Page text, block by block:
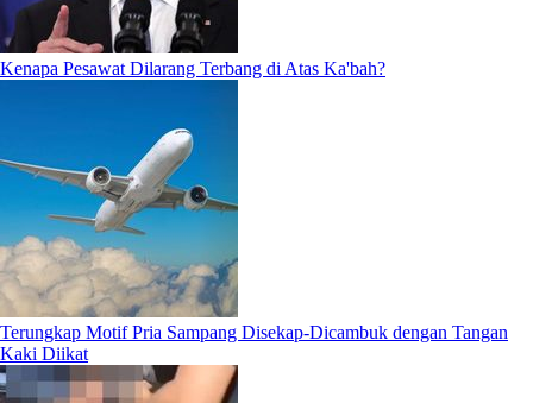
Kenapa Pesawat Dilarang Terbang di Atas Ka'bah?
Terungkap Motif Pria Sampang Disekap-Dicambuk dengan Tangan
Kaki Diikat